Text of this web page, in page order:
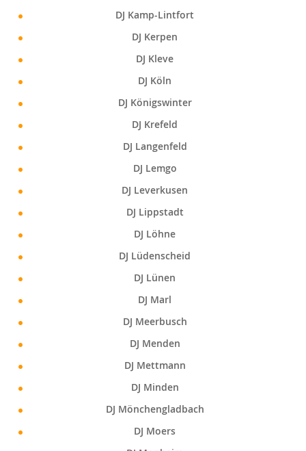
DJ Kamp-Lintfort
DJ Kerpen
DJ Kleve
DJ Köln
DJ Königswinter
DJ Krefeld
DJ Langenfeld
DJ Lemgo
DJ Leverkusen
DJ Lippstadt
DJ Löhne
DJ Lüdenscheid
DJ Lünen
DJ Marl
DJ Meerbusch
DJ Menden
DJ Mettmann
DJ Minden
DJ Mönchengladbach
DJ Moers